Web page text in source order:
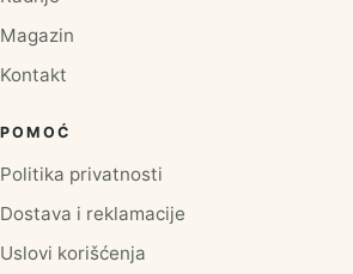
Magazin
Kontakt
POMOĆ
Politika privatnosti
Dostava i reklamacije
Uslovi korišćenja